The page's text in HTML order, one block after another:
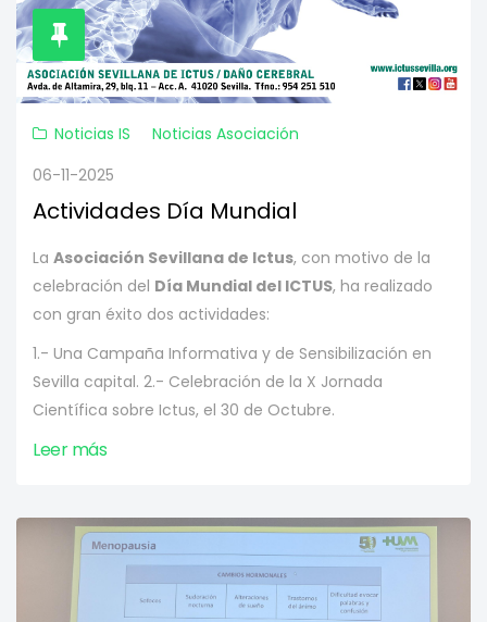
Noticias IS
Noticias Asociación
06-11-2025
Actividades Día Mundial
La Asociación Sevillana de Ictus, con motivo de la
celebración del Día Mundial del ICTUS, ha realizado
con gran éxito dos actividades:
1.- Una Campaña Informativa y de Sensibilización en
Sevilla capital. 2.- Celebración de la X Jornada
Científica sobre Ictus, el 30 de Octubre.
Leer más